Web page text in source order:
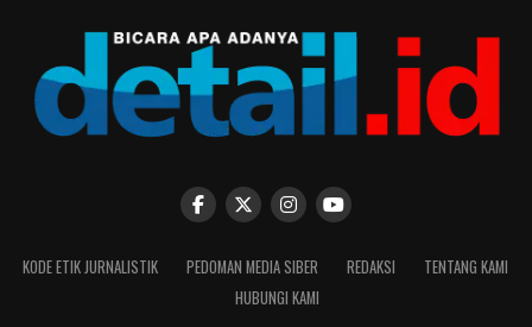
KODE ETIK JURNALISTIK PEDOMAN MEDIA SIBER REDAKSI
TENTANG KAMI
HUBUNGI KAMI